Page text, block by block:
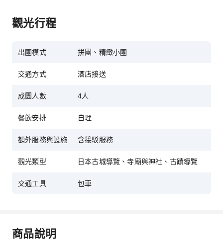
觀光行程
出圑模式 拼團、精緻小圑
交通方式 酒店接送
成團人數 4人
餐飲安排 自理
額外服務與設施 含接駁服務
觀光類型 日本古城導覽、寺廟與神社、古蹟導覽
交通工具 包車
商品說明